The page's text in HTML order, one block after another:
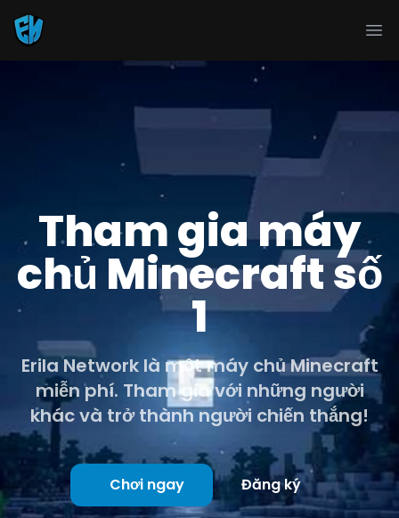
Tham gia máy
chủ Minecraft số
1
Erila Network là một máy chủ Minecraft
miễn phí. Tham gia với những người
khác và trở thành người chiến thắng!
Chơi ngay Đăng ký